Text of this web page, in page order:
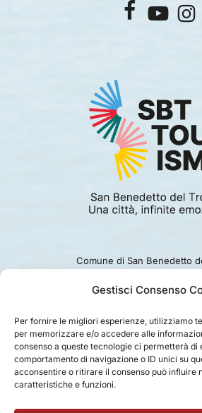
Gestisci Consenso
Per fornire le migliori esperienze, utilizziamo
per memorizzare e/o accedere alle
consenso a queste tecnologie ci permetterà di
comportamento di navigazione o ID unici su
acconsentire o ritirare il consenso può influire
caratteristiche e funzioni.
facebook
youtube
Comune di San Benedetto
Ufficio turismo:
PRIVACY |COOKIE | LEGAL |